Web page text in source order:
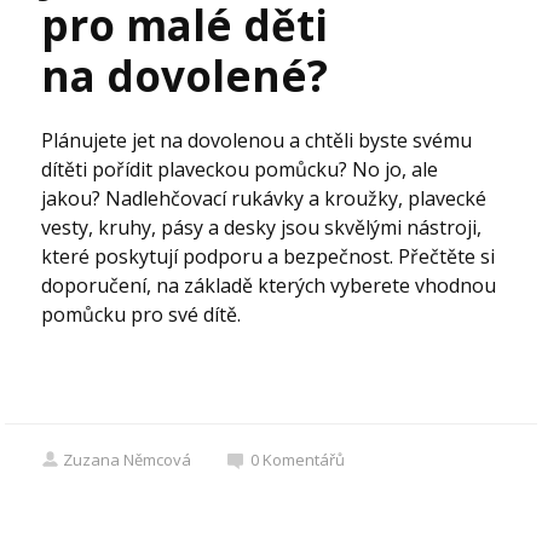
pro malé děti
na dovolené?
Plánujete jet na dovolenou a chtěli byste svému
dítěti pořídit plaveckou pomůcku? No jo, ale
jakou? Nadlehčovací rukávky a kroužky, plavecké
vesty, kruhy, pásy a desky jsou skvělými nástroji,
které poskytují podporu a bezpečnost. Přečtěte si
doporučení, na základě kterých vyberete vhodnou
pomůcku pro své dítě.
Zuzana Němcová 0 Komentářů